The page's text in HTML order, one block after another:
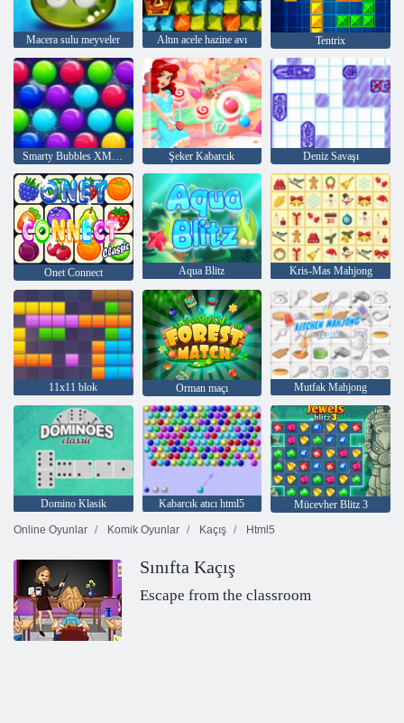
Macera sulu meyveler Altın acele hazine avı Tentrix
Smarty Bubbles XMas Sürümü Şeker Kabarcık Deniz Savaşı
Onet Connect Aqua Blitz Kris-Mas Mahjong
11x11 blok Orman maçı Mutfak Mahjong
Domino Klasik Kabarcık atıcı html5
Mücevher Blitz 3
Online Oyunlar
Komik Oyunlar Kaçış Html5
Sınıfta Kaçış
Escape from the classroom